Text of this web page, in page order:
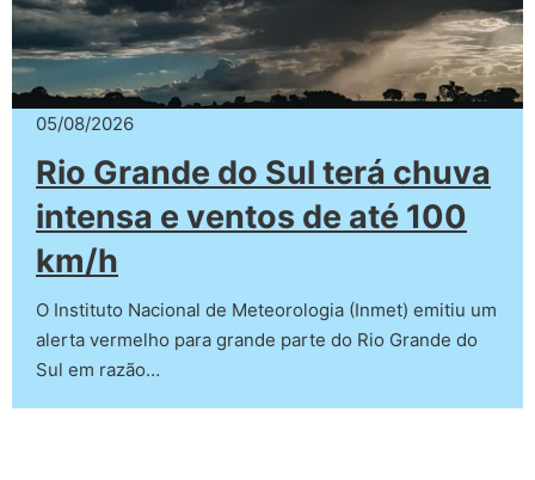
05/08/2026
Rio Grande do Sul terá chuva
intensa e ventos de até 100
km/h
O Instituto Nacional de Meteorologia (Inmet) emitiu um
alerta vermelho para grande parte do Rio Grande do
Sul em razão…